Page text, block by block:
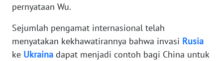
pernyataan Wu.
Sejumlah pengamat internasional telah
menyatakan kekhawatirannya bahwa invasi Rusia
ke Ukraina dapat menjadi contoh bagi China untuk
NTT
WN
KEPRI